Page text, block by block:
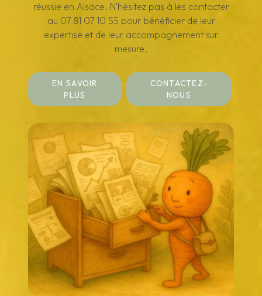
réussie en Alsace. N'hésitez pas à les contacter
au 07 81 07 10 55 pour bénéficier de leur
expertise et de leur accompagnement sur
mesure.
EN SAVOIR
PLUS
CONTACTEZ-
NOUS